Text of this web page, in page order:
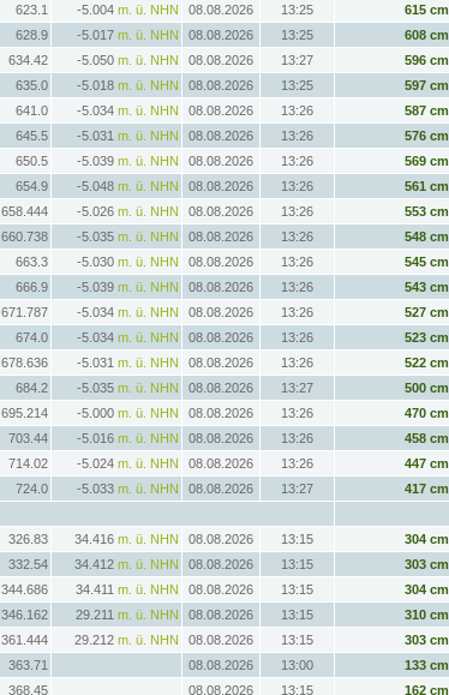
623.1 -5.004 m. ü. NHN 08.08.2026 13:25 615 cm
628.9 -5.017 m. ü. NHN 08.08.2026 13:25 608 cm
634.42 -5.050 m. ü. NHN 08.08.2026 13:27 596 cm
635.0 -5.018 m. ü. NHN 08.08.2026 13:25 597 cm
641.0 -5.034 m. ü. NHN 08.08.2026 13:26 587 cm
645.5 -5.031 m. ü. NHN 08.08.2026 13:26 576 cm
650.5 -5.039 m. ü. NHN 08.08.2026 13:26 569 cm
654.9 -5.048 m. ü. NHN 08.08.2026 13:26 561 cm
658.444 -5.026 m. ü. NHN 08.08.2026 13:26 553 cm
660.738 -5.035 m. ü. NHN 08.08.2026 13:26 548 cm
663.3 -5.030 m. ü. NHN 08.08.2026 13:26 545 cm
666.9 -5.039 m. ü. NHN 08.08.2026 13:26 543 cm
671.787 -5.034 m. ü. NHN 08.08.2026 13:26 527 cm
674.0 -5.034 m. ü. NHN 08.08.2026 13:26 523 cm
678.636 -5.031 m. ü. NHN 08.08.2026 13:26 522 cm
684.2 -5.035 m. ü. NHN 08.08.2026 13:27 500 cm
695.214 -5.000 m. ü. NHN 08.08.2026 13:26 470 cm
703.44 -5.016 m. ü. NHN 08.08.2026 13:26 458 cm
714.02 -5.024 m. ü. NHN 08.08.2026 13:26 447 cm
724.0 -5.033 m. ü. NHN 08.08.2026 13:27 417 cm
326.83 34.416 m. ü. NHN 08.08.2026 13:15 304 cm
332.54 34.412 m. ü. NHN 08.08.2026 13:15 303 cm
344.686 34.411 m. ü. NHN 08.08.2026 13:15 304 cm
346.162 29.211 m. ü. NHN 08.08.2026 13:15 310 cm
361.444 29.212 m. ü. NHN 08.08.2026 13:15 303 cm
363.71 08.08.2026 13:00
133 cm
368.45 08.08.2026 13:15 162 cm